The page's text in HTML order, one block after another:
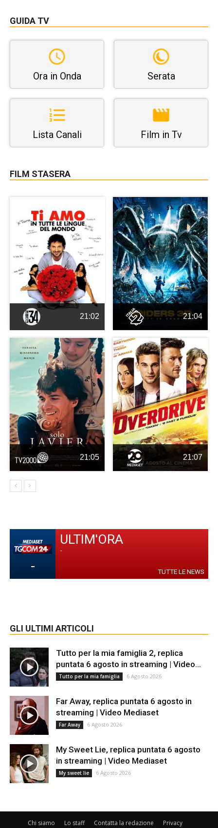
GUIDA TV
Ora in Onda Serata
Lista Canali Film in Tv
FILM STASERA
21:02 21:04
21:05 21:07
-
ULTIM'ORA
-
TUTTE LE NEWS
GLI ULTIMI ARTICOLI
Tutto per la mia famiglia 2, replica
puntata 6 agosto in streaming | Video...
Tutto per la mia famiglia 6 Agosto 2026
Far Away, replica puntata 6 agosto in
streaming | Video Mediaset
Far Away 6 Agosto 2026
My Sweet Lie, replica puntata 6 agosto
in streaming | Video Mediaset
My sweet lie 6 Agosto 2026
Chi siamo Lo staff Contatta la redazione Privacy